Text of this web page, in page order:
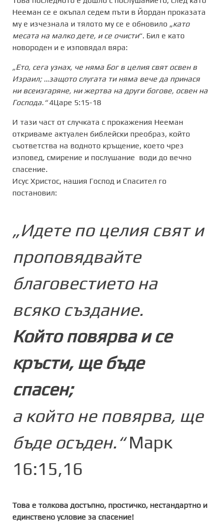
Нееман се е окъпал седем пъти в Йордан проказата
му е изчезнала и тялото му се е обновило „като
месата на малко дете, и се очисти“. Бил е като
новороден и е изповядал вяра:
„Ето, сега узнах, че няма Бог в целия свят освен в
Израил; …защото слугата ти няма вече да принася
ни всеизгаряне, ни жертва на други богове, освен на
Господа.“4Царе 5:15-18
И тази част от случката с прокажения Нееман
откриваме актуален библейски преобраз, който
съответства на водното кръщение, което чрез
изповед, смирение и послушание води до вечно
спасение.
Исус Христос, нашия Господ и Спасител го
постановил:
„Идете по целия свят и
проповядвайте
благовестието на
всяко създание.
Който повярва и се
кръсти, ще бъде
спасен;
а който не повярва, ще
бъде осъден.“Марк
16:15,16
Това е толкова достъпно, простичко, нестандартно и
единствено условие за спасение!